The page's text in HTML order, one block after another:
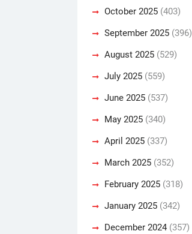
October 2025 (403)
September 2025 (396)
August 2025 (529)
July 2025 (559)
June 2025 (537)
May 2025 (340)
April 2025 (337)
March 2025 (352)
February 2025 (318)
January 2025 (342)
December 2024 (357)